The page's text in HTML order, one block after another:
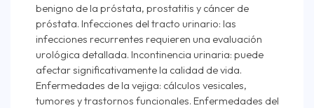
benigno de la próstata, prostatitis y cáncer de
próstata. Infecciones del tracto urinario: las
infecciones recurrentes requieren una evaluación
urológica detallada. Incontinencia urinaria: puede
afectar significativamente la calidad de vida.
Enfermedades de la vejiga: cálculos vesicales,
tumores y trastornos funcionales. Enfermedades del